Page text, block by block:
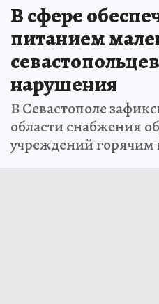
В сфере
питанием
нарушения
В Севастополе
области снабжения
учреждений